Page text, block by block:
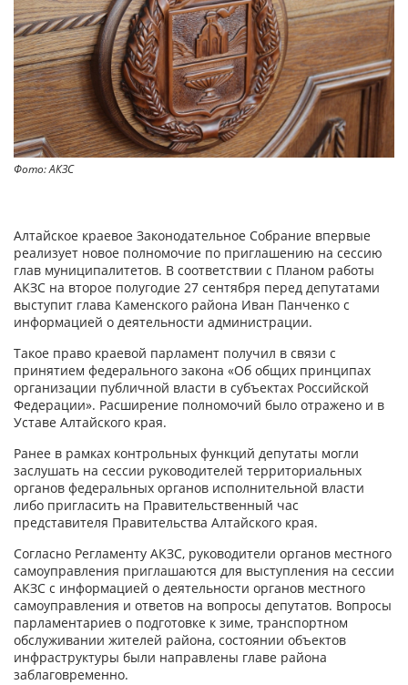
Фото: АКЗС
Алтайское краевое Законодательное Собрание впервые
реализует новое полномочие по приглашению на сессию
глав муниципалитетов. В соответствии с Планом работы
АКЗС на второе полугодие 27 сентября перед депутатами
выступит глава Каменского района Иван Панченко с
информацией о деятельности администрации.
Такое право краевой парламент получил в связи с
принятием федерального закона «Об общих принципах
организации публичной власти в субъектах Российской
Федерации». Расширение полномочий было отражено и в
Уставе Алтайского края.
Ранее в рамках контрольных функций депутаты могли
заслушать на сессии руководителей территориальных
органов федеральных органов исполнительной власти
либо пригласить на Правительственный час
представителя Правительства Алтайского края.
Согласно Регламенту АКЗС, руководители органов местного
самоуправления приглашаются для выступления на сессии
АКЗС с информацией о деятельности органов местного
самоуправления и ответов на вопросы депутатов. Вопросы
парламентариев о подготовке к зиме, транспортном
обслуживании жителей района, состоянии объектов
инфраструктуры были направлены главе района
заблаговременно.